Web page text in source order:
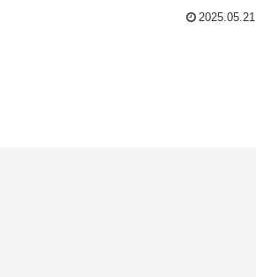
2025.05.21